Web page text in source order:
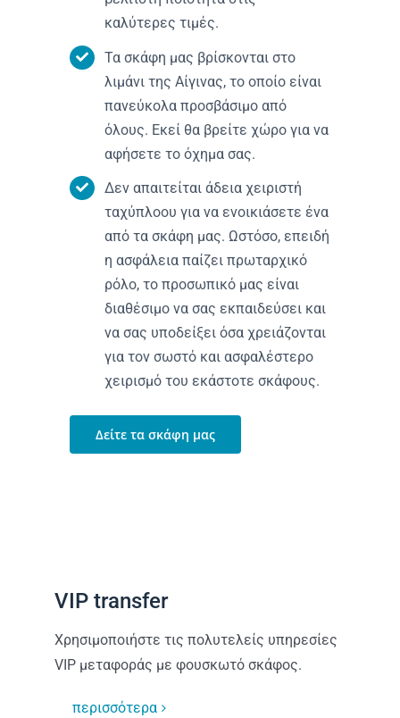
καλύτερες τιμές.
Τα σκάφη μας βρίσκονται στο
λιμάνι της Αίγινας, το οποίο είναι
πανεύκολα προσβάσιμο από
όλους. Εκεί θα βρείτε χώρο για να
αφήσετε το όχημα σας.
Δεν απαιτείται άδεια χειριστή
ταχύπλοου για να ενοικιάσετε ένα
από τα σκάφη μας. Ωστόσο, επειδή
η ασφάλεια παίζει πρωταρχικό
ρόλο, το προσωπικό μας είναι
διαθέσιμο να σας εκπαιδεύσει και
να σας υποδείξει όσα χρειάζονται
για τον σωστό και ασφαλέστερο
χειρισμό του εκάστοτε σκάφους.
Δείτε τα σκάφη μας
VIP transfer
Χρησιμοποιήστε τις πολυτελείς υπηρεσίες
VIP μεταφοράς με φουσκωτό σκάφος.
περισσότερα